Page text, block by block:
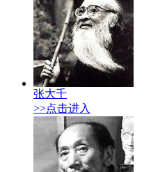
张大千
>>点击进入